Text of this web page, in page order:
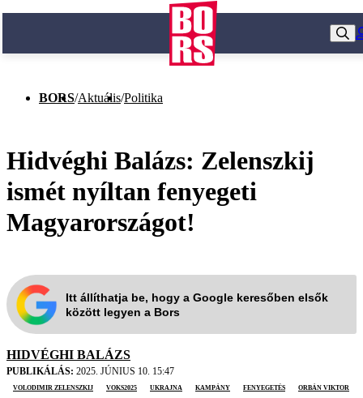
BORS/Aktuális/Politika
Hidvéghi Balázs: Zelenszkij
ismét nyíltan fenyegeti
Magyarországot!
Itt állíthatja be, hogy a Google keresőben elsők
között legyen a Bors
HIDVÉGHI BALÁZS
PUBLIKÁLÁS: 2025. JÚNIUS 10. 15:47
Volodimir Zelenszkij
Voks2025 Ukrajna kampány fenyegetés Orbán Viktor